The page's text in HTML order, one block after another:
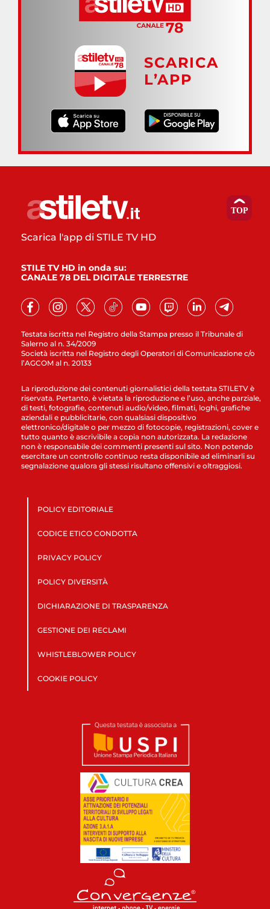
SCARICA
L’APP
Testata iscritta nel Registro della Stampa presso il Tribunale di
Salerno al n. 34/2009
Società iscritta nel Registro degli Operatori di Comunicazione c/o
l’AGCOM al n. 20133
Scarica l'app di STILE TV HD
STILE TV HD in onda su:
CANALE 78 DEL DIGITALE TERRESTRE
La riproduzione dei contenuti giornalistici della testata STILETV è
riservata. Pertanto, è vietata la riproduzione e l’uso, anche parziale,
di testi, fotografie, contenuti audio/video, filmati, loghi, grafiche
aziendali e pubblicitarie, con qualsiasi dispositivo
elettronico/digitale o per mezzo di fotocopie, registrazioni, cover e
tutto quanto è ascrivibile a copia non autorizzata. La redazione
non è responsabile dei commenti presenti sul sito. Non potendo
esercitare un controllo continuo resta disponibile ad eliminarli su
segnalazione qualora gli stessi risultano offensivi e oltraggiosi.
POLICY EDITORIALE
CODICE ETICO CONDOTTA
PRIVACY POLICY
POLICY DIVERSITÀ
DICHIARAZIONE DI TRASPARENZA
GESTIONE DEI RECLAMI
WHISTLEBLOWER POLICY
COOKIE POLICY